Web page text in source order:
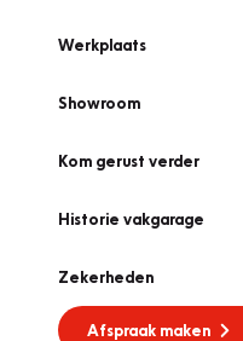
Werkplaats
Showroom
Kom gerust verder
Historie vakgarage
Zekerheden
Afspraak maken